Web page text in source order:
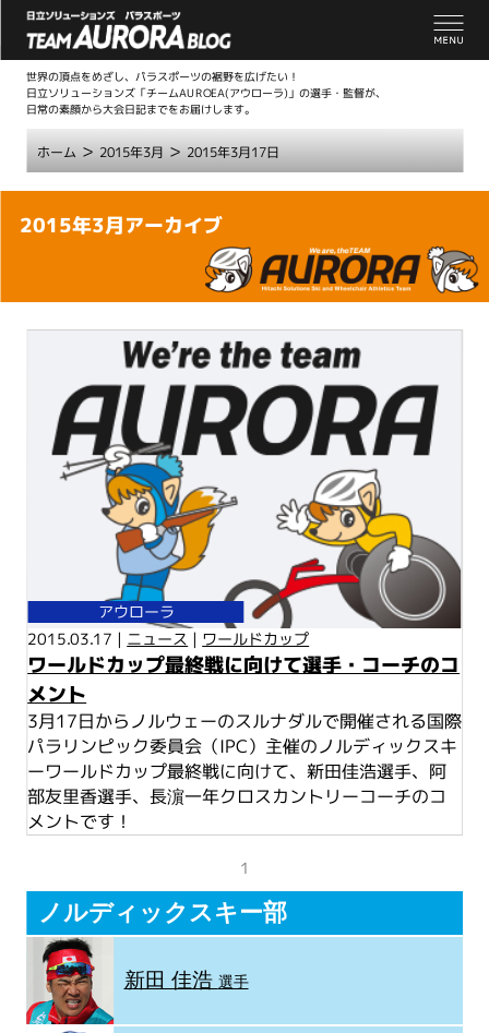
世界の頂点をめざし、パラスポーツの裾野を広げたい！
日立ソリューションズ「チームAUROEA(アウローラ)」の選手・監督が、
日常の素顔から大会日記までをお届けします。
ホーム > 2015年3月 > 2015年3月17日
本
2015年3月アーカイブ
アウローラ
2015.03.17 | ニュース | ワールドカップ
ワールドカップ最終戦に向けて選手・コーチのコ
メント
3月17日からノルウェーのスルナダルで開催される国際
パラリンピック委員会（IPC）主催のノルディックスキ
ーワールドカップ最終戦に向けて、新田佳浩選手、阿
部友里香選手、長濵一年クロスカントリーコーチのコ
メントです！
1
ノルディックスキー部
新田 佳浩 選手